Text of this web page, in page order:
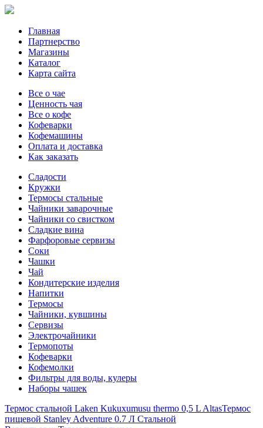
Главная
Партнерство
Магазины
Каталог
Карта сайта
Все о чае
Ценность чая
Все о кофе
Кофеварки
Кофемашины
Оплата и доставка
Как заказать
Сладости
Кружки
Термосы стальные
Чайники заварочные
Чайники со свистком
Сладкие вина
Фарфоровые сервизы
Соки
Чашки
Чай
Кондитерские изделия
Напитки
Термосы
Чайники, кувшины
Сервизы
Электрочайники
Термопоты
Кофеварки
Кофемолки
Фильтры для воды, кулеры
Наборы чашек
Термос стальной Laken Kukuxumusu thermo 0,5 L AltasТермос
пищевой Stanley Adventure 0.7 Л Стальной